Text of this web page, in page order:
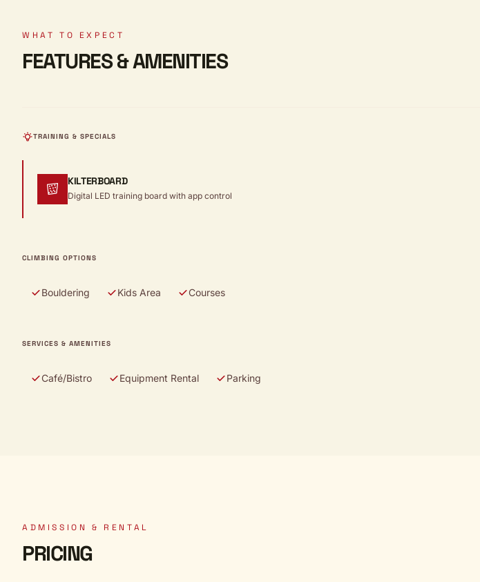
WHAT TO EXPECT
FEATURES & AMENITIES
TRAINING & SPECIALS
KILTERBOARD
Digital LED training board with app control
CLIMBING OPTIONS
Bouldering Kids Area Courses
SERVICES & AMENITIES
Café/Bistro Equipment Rental Parking
ADMISSION & RENTAL
PRICING